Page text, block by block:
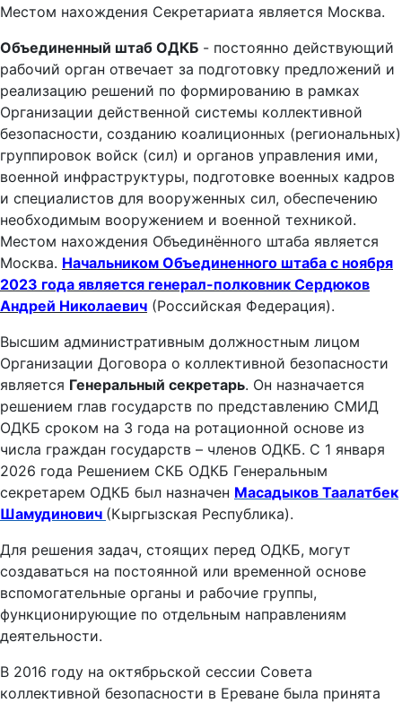
Местом нахождения Секретариата является Москва.
Объединенный штаб ОДКБ - постоянно действующий
рабочий орган отвечает за подготовку предложений и
реализацию решений по формированию в рамках
Организации действенной системы коллективной
безопасности, созданию коалиционных (региональных)
группировок войск (сил) и органов управления ими,
военной инфраструктуры, подготовке военных кадров
и специалистов для вооруженных сил, обеспечению
необходимым вооружением и военной техникой.
Местом нахождения Объединённого штаба является
Москва. Начальником Объединенного штаба с ноября
2023 года является генерал-полковник Сердюков
Андрей Николаевич (Российская Федерация).
Высшим административным должностным лицом
Организации Договора о коллективной безопасности
является Генеральный секретарь. Он назначается
решением глав государств по представлению СМИД
ОДКБ сроком на 3 года на ротационной основе из
числа граждан государств – членов ОДКБ. С 1 января
2026 года Решением СКБ ОДКБ Генеральным
секретарем ОДКБ был назначен Масадыков Таалатбек
Шамудинович (Кыргызская Республика).
Для решения задач, стоящих перед ОДКБ, могут
создаваться на постоянной или временной основе
вспомогательные органы и рабочие группы,
функционирующие по отдельным направлениям
деятельности.
В 2016 году на октябрьской сессии Совета
коллективной безопасности в Ереване была принята